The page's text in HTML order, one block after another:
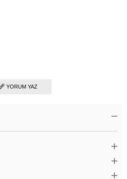
YORUM YAZ